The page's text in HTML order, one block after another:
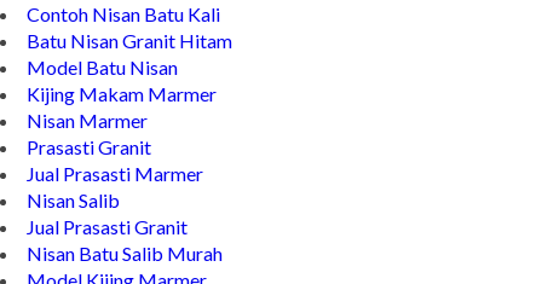
Contoh Nisan Batu Kali
Batu Nisan Granit Hitam
Model Batu Nisan
Kijing Makam Marmer
Nisan Marmer
Prasasti Granit
Jual Prasasti Marmer
Nisan Salib
Jual Prasasti Granit
Nisan Batu Salib Murah